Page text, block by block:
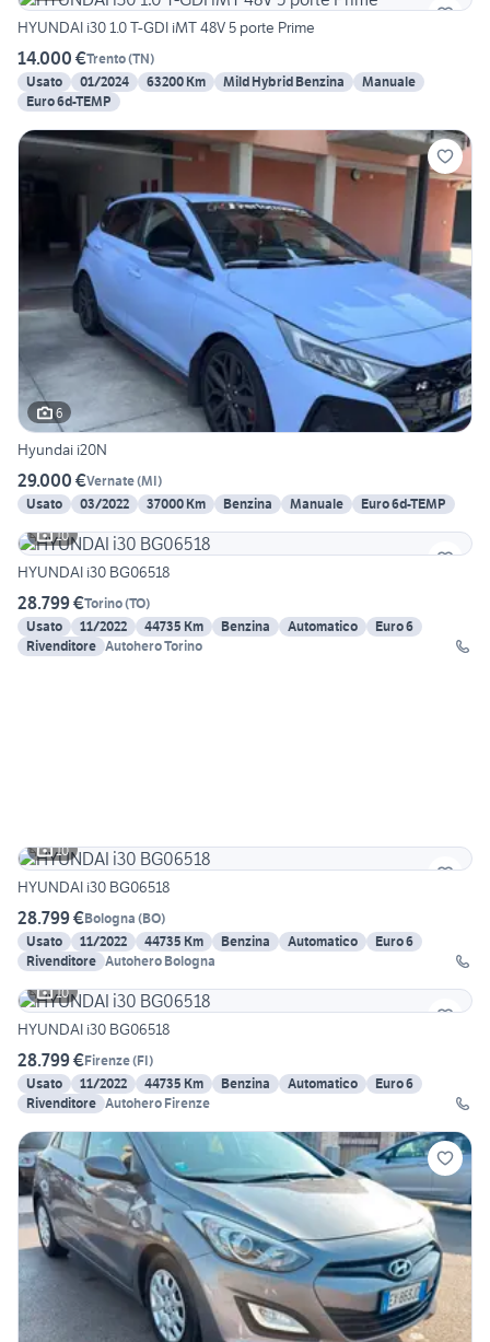
HYUNDAI i30 1.0 T-GDI iMT 48V 5 porte Prime
14.000 €Trento(TN)
Usato
01/2024 63200 Km Mild Hybrid Benzina
Manuale
Euro 6d-TEMP
6
Hyundai i20N
29.000 €Vernate(MI)
Usato
03/2022 37000 Km Benzina Manuale
Euro 6d-TEMP
10
HYUNDAI i30 BG06518
28.799 €Torino(TO)
Usato
11/2022 44735 Km Benzina Automatico
Euro 6
Rivenditore Autohero Torino
10
HYUNDAI i30 BG06518
28.799 €Bologna (BO)
Usato
11/2022 44735 Km Benzina Automatico
Euro 6
Rivenditore Autohero Bologna
10
HYUNDAI i30 BG06518
28.799 €Firenze(FI)
Usato
11/2022 44735 Km Benzina Automatico
Euro 6
Rivenditore Autohero Firenze